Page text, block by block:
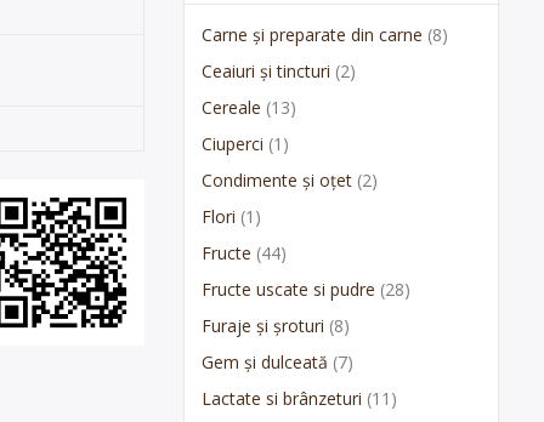
Carne și preparate din carne (8)
Ceaiuri și tincturi (2)
Cereale (13)
Ciuperci (1)
Condimente și oțet (2)
Flori (1)
Fructe (44)
Fructe uscate si pudre (28)
Furaje și șroturi (8)
Gem și dulceată (7)
Lactate si brânzeturi (11)